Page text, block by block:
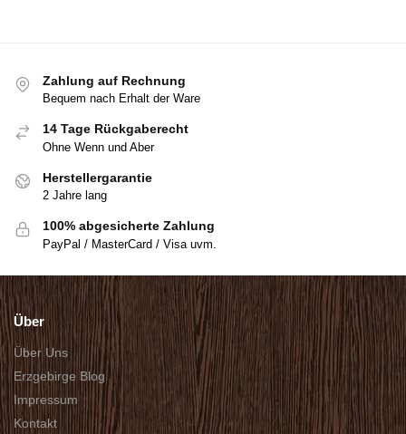
Zahlung auf Rechnung
Bequem nach Erhalt der Ware
14 Tage Rückgaberecht
Ohne Wenn und Aber
Herstellergarantie
2 Jahre lang
100% abgesicherte Zahlung
PayPal / MasterCard / Visa uvm.
Über
Über Uns
Erzgebirge Blog
Impressum
Kontakt